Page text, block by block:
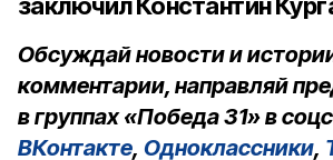
Обсуждай новости и
комментарии, направляй
в группах «Победа 31» в
ВКонтакте, Одноклассники,